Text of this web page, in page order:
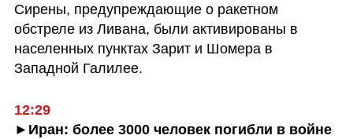
Сирены, предупреждающие о ракетном
обстреле из Ливана, были активированы в
населенных пунктах Зарит и Шомера в
Западной Галилее.
12:29
►Иран: более 3000 человек погибли в войне